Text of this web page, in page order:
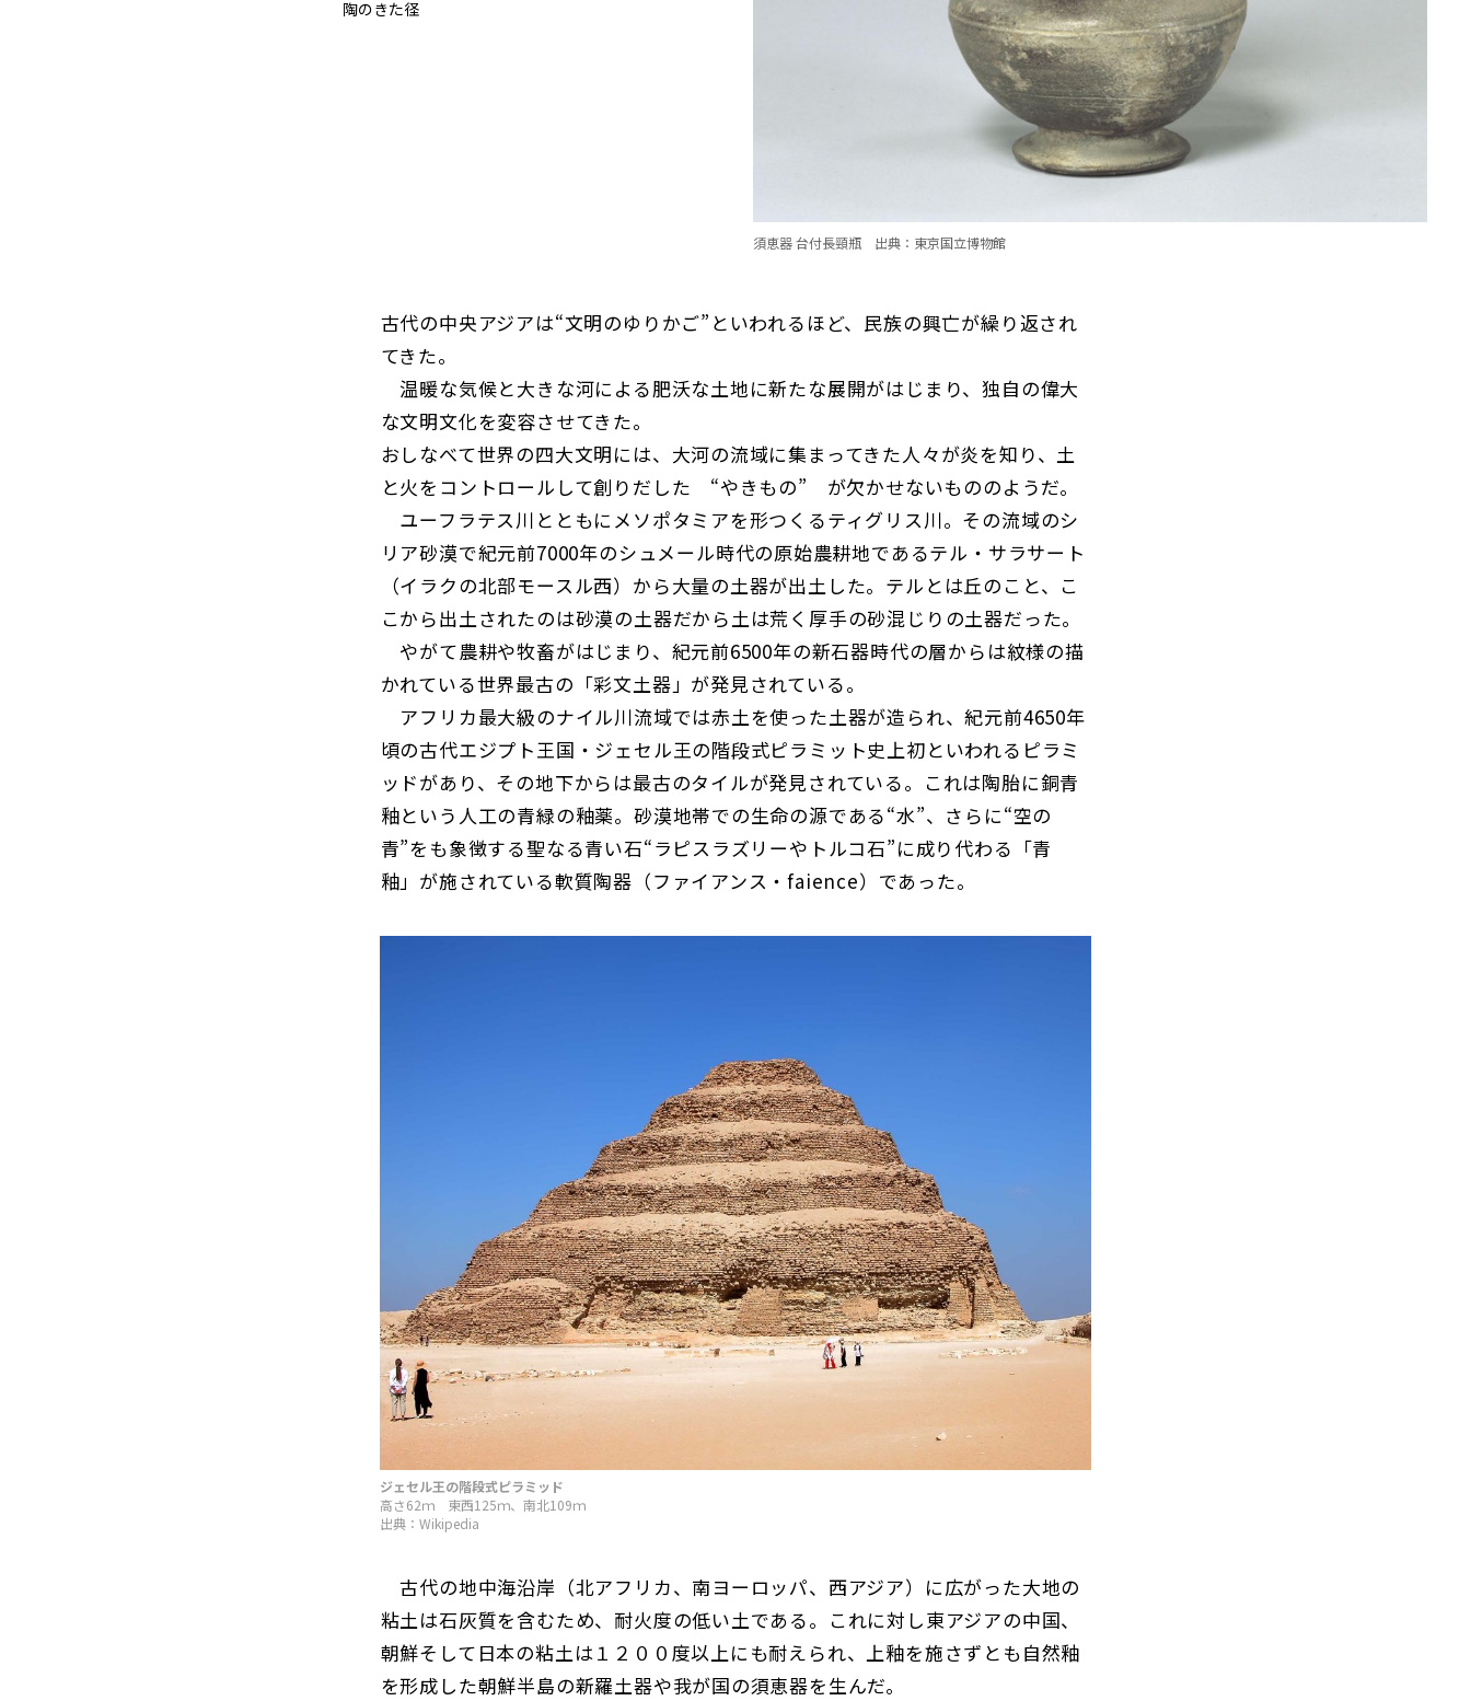
陶のきた径
須恵器 台付長頸瓶 出典：東京国立博物館
古代の中央アジアは“文明のゆりかご”といわれるほど、民族の興亡が繰り返され
てきた。
温暖な気候と大きな河による肥沃な土地に新たな展開がはじまり、独自の偉大
な文明文化を変容させてきた。
おしなべて世界の四大文明には、大河の流域に集まってきた人々が炎を知り、土
と火をコントロールして創りだした “やきもの” が欠かせないもののようだ。
ユーフラテス川とともにメソポタミアを形つくるティグリス川。その流域のシ
リア砂漠で紀元前7000年のシュメール時代の原始農耕地であるテル・サラサート
（イラクの北部モースル西）から大量の土器が出土した。テルとは丘のこと、こ
こから出土されたのは砂漠の土器だから土は荒く厚手の砂混じりの土器だった。
やがて農耕や牧畜がはじまり、紀元前6500年の新石器時代の層からは紋様の描
かれている世界最古の「彩文土器」が発見されている。
アフリカ最大級のナイル川流域では赤土を使った土器が造られ、紀元前4650年
頃の古代エジプト王国・ジェセル王の階段式ピラミット史上初といわれるピラミ
ッドがあり、その地下からは最古のタイルが発見されている。これは陶胎に銅青
釉という人工の青緑の釉薬。砂漠地帯での生命の源である“水”、さらに“空の
青”をも象徴する聖なる青い石“ラピスラズリーやトルコ石”に成り代わる「青
釉」が施されている軟質陶器（ファイアンス・faience）であった。
ジェセル王の階段式ピラミッド
高さ62ｍ 東西125ｍ、南北109ｍ
出典： Wikipedia
古代の地中海沿岸（北アフリカ、南ヨーロッパ、西アジア）に広がった大地の
粘土は石灰質を含むため、耐火度の低い土である。これに対し東アジアの中国、
朝鮮そして日本の粘土は１２００度以上にも耐えられ、上釉を施さずとも自然釉
を形成した朝鮮半島の新羅土器や我が国の須恵器を生んだ。